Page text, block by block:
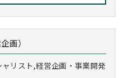
画）
リスト,経営企画・事業開発